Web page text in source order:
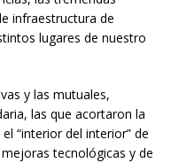
infraestructura de
lugares de nuestro
y las mutuales,
las que acortaron la
“interior del interior” de
tecnológicas y de